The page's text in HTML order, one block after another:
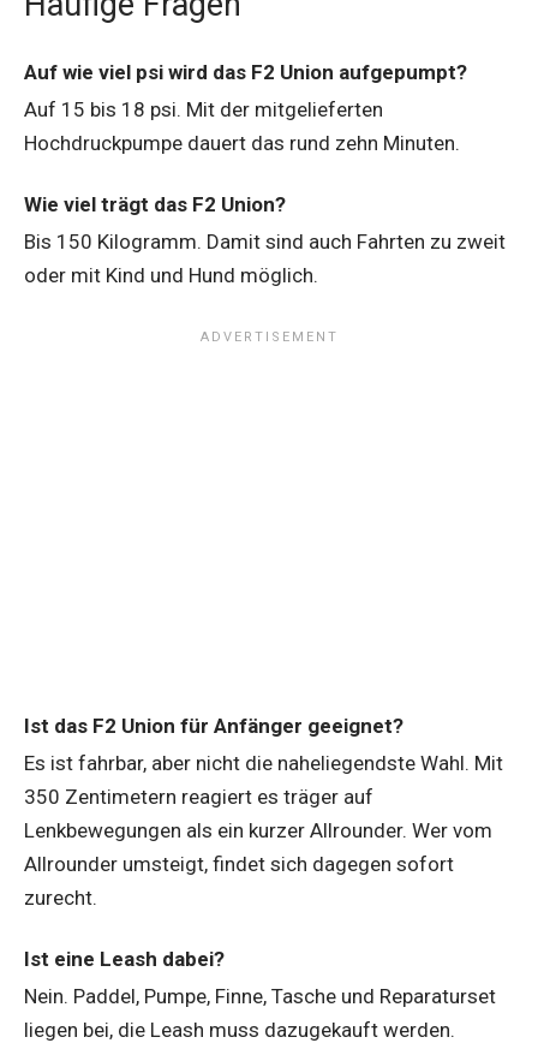
Auf wie viel psi wird das F2 Union aufgepumpt?
Auf 15 bis 18 psi. Mit der mitgelieferten
Hochdruckpumpe dauert das rund zehn Minuten.
Wie viel trägt das F2 Union?
Bis 150 Kilogramm. Damit sind auch Fahrten zu zweit
oder mit Kind und Hund möglich.
Ist das F2 Union für Anfänger geeignet?
Es ist fahrbar, aber nicht die naheliegendste Wahl. Mit
350 Zentimetern reagiert es träger auf
Lenkbewegungen als ein kurzer Allrounder. Wer vom
Allrounder umsteigt, findet sich dagegen sofort
zurecht.
Ist eine Leash dabei?
Nein. Paddel, Pumpe, Finne, Tasche und Reparaturset
liegen bei, die Leash muss dazugekauft werden.